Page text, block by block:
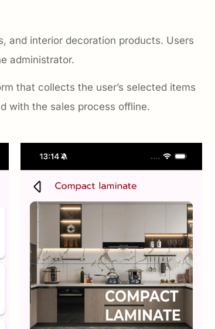
and interior decoration products. Users
administrator.
that collects the user’s selected items
with the sales process offline.